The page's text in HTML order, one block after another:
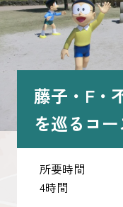
藤子・F・
を巡るコー
所要時間
4時間
宿泊
アクセス
ピックアップ
はじめての高岡
地元ライター記事